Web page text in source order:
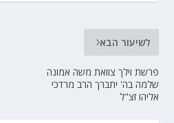
לשיעור הבא
פרשת וילך צוואת משה אמונה
שלמה בה' יתברך הרב מרדכי
אליהו זצ"ל